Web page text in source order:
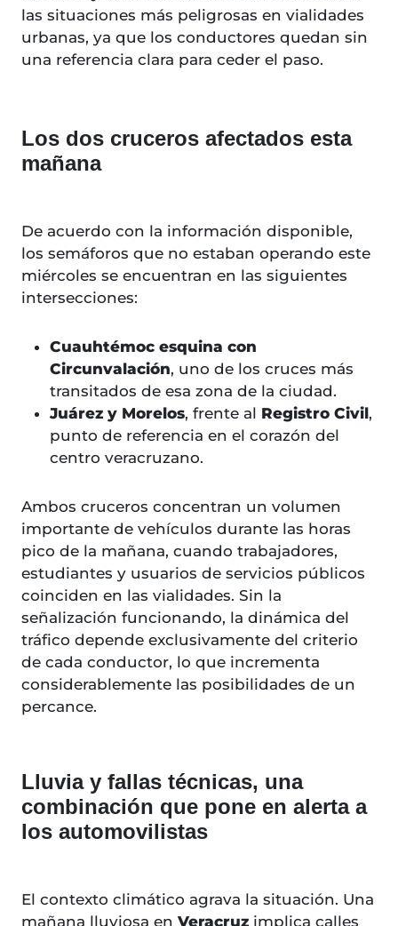
las situaciones más peligrosas en vialidades
urbanas, ya que los conductores quedan sin
una referencia clara para ceder el paso.
Los dos cruceros afectados esta
mañana
De acuerdo con la información disponible,
los semáforos que no estaban operando este
miércoles se encuentran en las siguientes
intersecciones:
Cuauhtémoc esquina con
Circunvalación, uno de los cruces más
transitados de esa zona de la ciudad.
Juárez y Morelos, frente al Registro Civil,
punto de referencia en el corazón del
centro veracruzano.
Ambos cruceros concentran un volumen
importante de vehículos durante las horas
pico de la mañana, cuando trabajadores,
estudiantes y usuarios de servicios públicos
coinciden en las vialidades. Sin la
señalización funcionando, la dinámica del
tráfico depende exclusivamente del criterio
de cada conductor, lo que incrementa
considerablemente las posibilidades de un
percance.
Lluvia y fallas técnicas, una
combinación que pone en alerta a
los automovilistas
El contexto climático agrava la situación. Una
mañana lluviosa en Veracruz implica calles